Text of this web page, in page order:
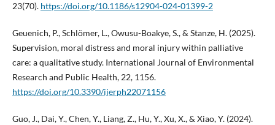
23(70). https://doi.org/10.1186/s12904-024-01399-2
Geuenich, P., Schlömer, L., Owusu-Boakye, S., & Stanze, H. (2025).
Supervision, moral distress and moral injury within palliative
care: a qualitative study. International Journal of Environmental
Research and Public Health, 22, 1156.
https://doi.org/10.3390/ijerph22071156
Guo, J., Dai, Y., Chen, Y., Liang, Z., Hu, Y., Xu, X., & Xiao, Y. (2024).